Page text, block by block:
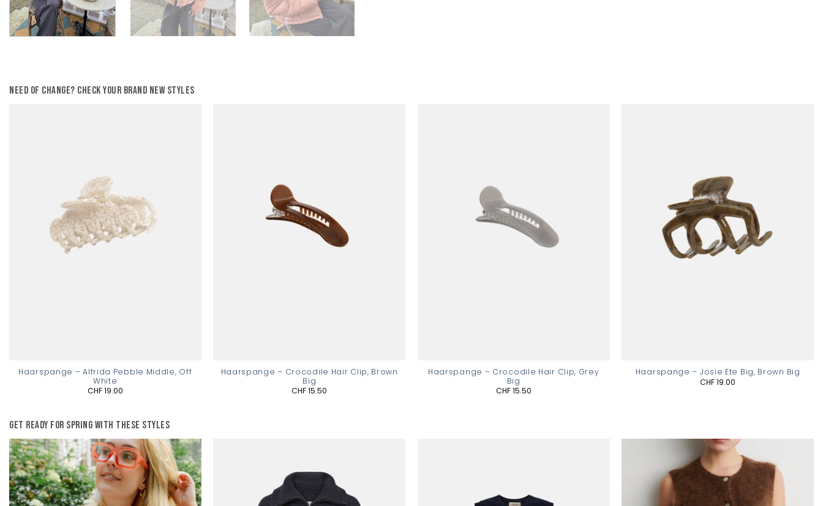
Need of change? Check your brand new styles
Haarspange – Alfrida Pebble Middle, Off
White
CHF19.00
Haarspange – Crocodile Hair Clip, Brown
Big
CHF15.50
Haarspange – Crocodile Hair Clip, Grey
Big
CHF15.50
Haarspange – Josie Ete Big, Brown Big
CHF19.00
Get ready for spring with these styles
Add to
wishlist
Add to
wishlist